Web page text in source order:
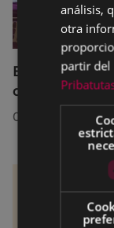
El servicio
disponible en
01/07/2026
análisis,
otra
partir del